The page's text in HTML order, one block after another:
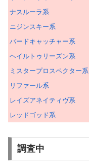
ナスルーラ系
ニジンスキー系
バードキャッチャー系
ヘイルトゥリーズン系
ミスタープロスペクター系
リファール系
レイズアネイティヴ系
レッドゴッド系
調査中